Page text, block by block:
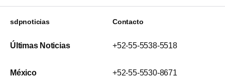
sdpnoticias
Últimas Noticias
México
Contacto
+52-55-5538-5518
+52-55-5530-8671